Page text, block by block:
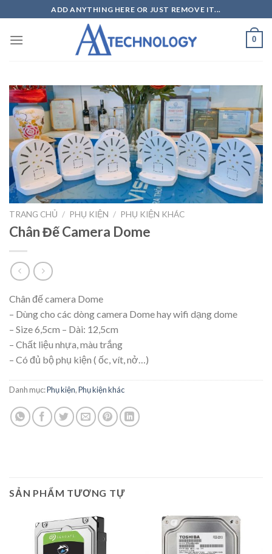
to
content
ADD ANYTHING HERE OR JUST REMOVE IT...
0
TRANG CHỦ / PHỤ KIỆN / PHỤ KIỆN KHÁC
Chân Đế Camera Dome
Chân đế camera Dome
– Dùng cho các dòng camera Dome hay wifi dạng dome
– Size 6,5cm – Dài: 12,5cm
– Chất liệu nhựa, màu trắng
– Có đủ bộ phụ kiện ( ốc, vít, nở…)
Danh mục:Phụ kiện,Phụ kiện khác
SẢN PHẨM TƯƠNG TỰ